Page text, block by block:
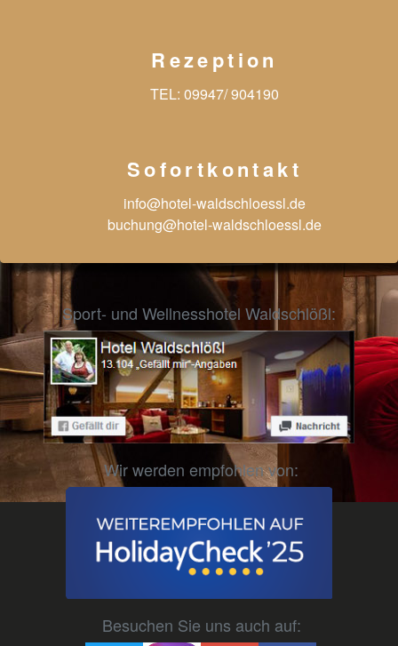
Rezeption
TEL: 09947/ 904190
Sofortkontakt
info@hotel-waldschloessl.de
buchung@hotel-waldschloessl.de
Sport- und Wellnesshotel Waldschlößl:
Wir werden empfohlen von:
Besuchen Sie uns auch auf: